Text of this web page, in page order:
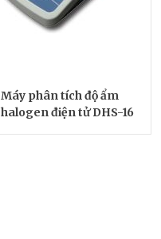
Máy phân tích độ ẩm
halogen điện tử DHS-16